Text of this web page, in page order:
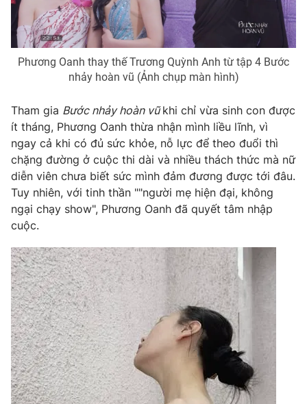
Emagazine Podcast
Photo Infographic
Shorts video
VTV Money VTV Thể thao
VTV Sức khoẻ Bất động sản
Thị trường 24h Tấm lòng Việt
VTV4 Vươn mình bằng AI
VTV9 VTV8
Liên hệ tòa soạn English
THỜI BÁO VTV
Phương Oanh thay thế Trương Quỳnh Anh từ tập 4 Bước
nhảy hoàn vũ (Ảnh chụp màn hình)
Tham gia Bước nhảy hoàn vũkhi chỉ vừa sinh con được
ít tháng, Phương Oanh thừa nhận mình liều lĩnh, vì
ngay cả khi có đủ sức khỏe, nỗ lực để theo đuổi thì
chặng đường ở cuộc thi dài và nhiều thách thức mà nữ
diễn viên chưa biết sức mình đảm đương được tới đâu.
Tuy nhiên, với tinh thần ""người mẹ hiện đại, không
ngại chạy show", Phương Oanh đã quyết tâm nhập
cuộc.